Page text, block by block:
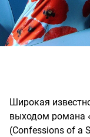
Широкая
выходом романа
(Confessions of a